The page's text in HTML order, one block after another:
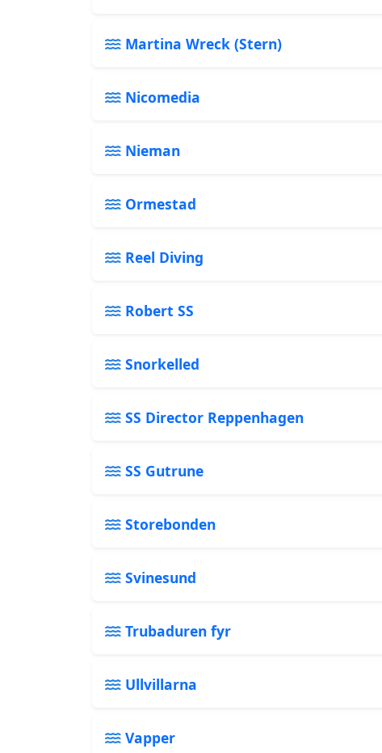
Martina Wreck (Stern)
Nicomedia
Nieman
Ormestad
Reel Diving
Robert SS
Snorkelled
SS Director Reppenhagen
SS Gutrune
Storebonden
Svinesund
Trubaduren fyr
Ullvillarna
Vapper